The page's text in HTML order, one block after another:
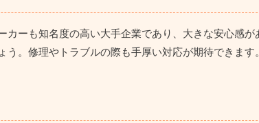
カーも知名度の高い大手企業であり、大きな安心感が
う。修理やトラブルの際も手厚い対応が期待できま